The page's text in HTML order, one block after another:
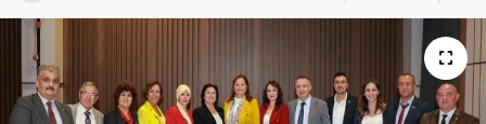
Etkinlikler